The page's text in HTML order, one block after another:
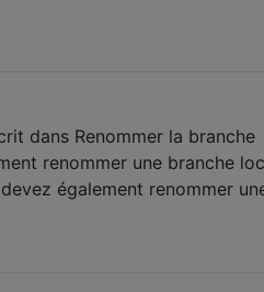
dans Renommer la branche
renommer une branche
également renommer